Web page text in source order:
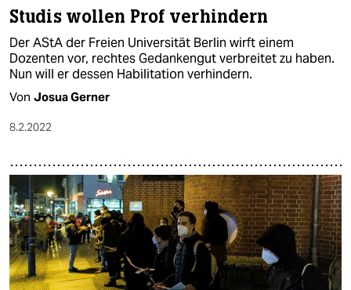
Studis wollen Prof verhindern
Der AStA der Freien Universität Berlin wirft einem
Dozenten vor, rechtes Gedankengut verbreitet zu haben.
Nun will er dessen Habilitation verhindern.
Von Josua Gerner
8.2.2022